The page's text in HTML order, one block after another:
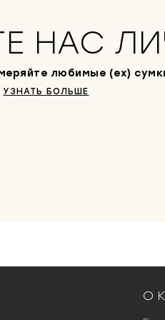
а
в
я
л
НАС
любимые (ex)
УЗНАТЬ БОЛЬШЕ
О